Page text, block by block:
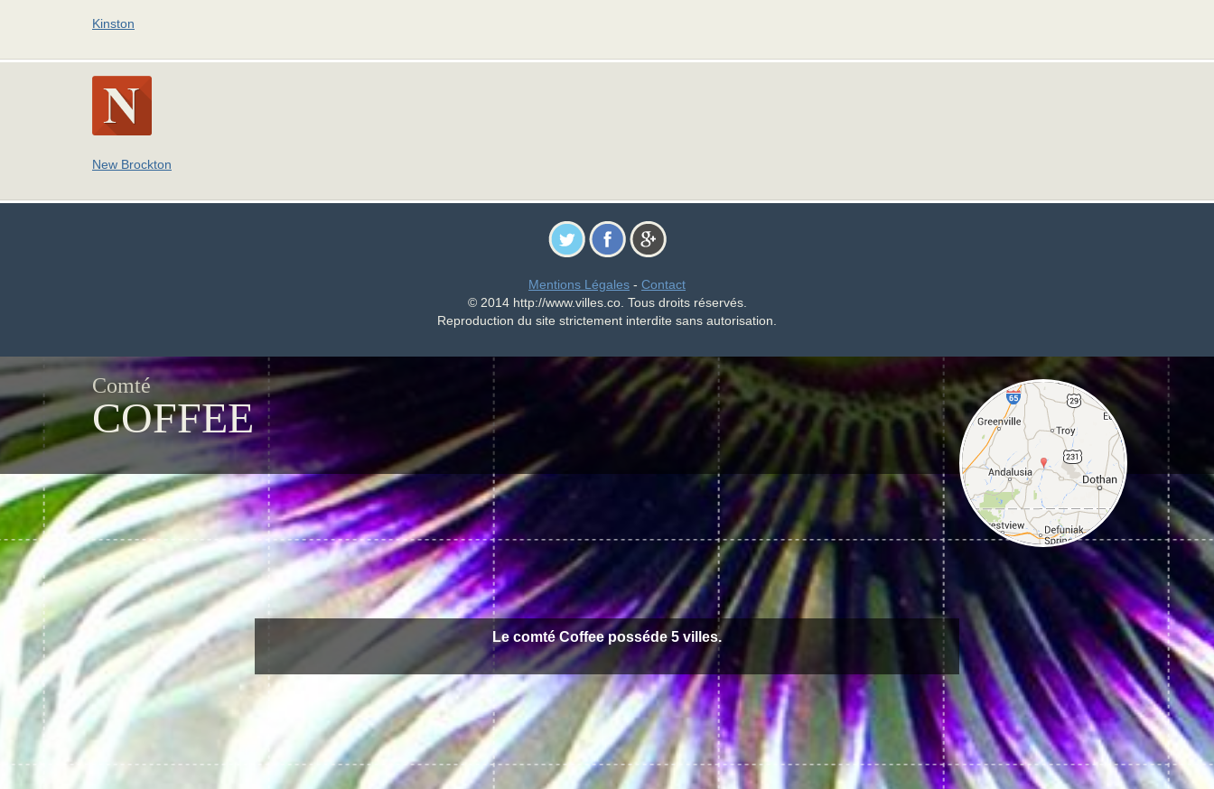
Kinston
New Brockton
Mentions Légales - Contact
© 2014 http://www.villes.co. Tous droits réservés.
Reproduction du site strictement interdite sans autorisation.
Comté
COFFEE
Le comté Coffee posséde 5 villes.